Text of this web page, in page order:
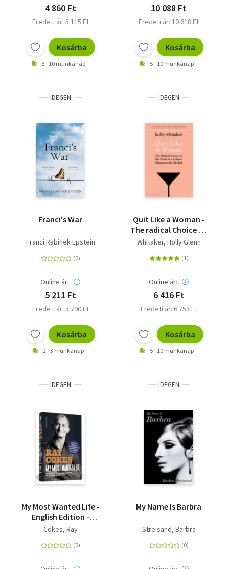
4 860 Ft
Eredeti ár: 5 115 Ft
Kosárba
5 - 10 munkanap
10 088 Ft
Eredeti ár: 10 618 Ft
Kosárba
5 - 10 munkanap
IDEGEN
Franci's War
Franci Rabinek Epstein
Online ár:
5 211 Ft
Eredeti ár: 5 790 Ft
Kosárba
2 - 3 munkanap
IDEGEN
Quit Like a Woman -
The radical Choice to
Not drink in a Culture
Whitaker, Holly Glenn
Online ár:
6 416 Ft
Eredeti ár: 6 753 Ft
Kosárba
5 - 10 munkanap
IDEGEN
My Most Wanted Life -
English Edition -
Onscreen, Offscreen
Autobiography |
Cokes, Ray
IDEGEN
My Name Is Barbra
Streisand, Barbra